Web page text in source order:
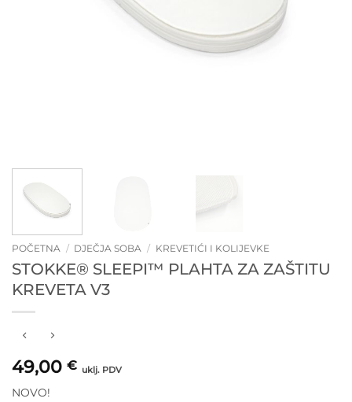
POČETNA / DJEČJA SOBA / KREVETIĆI I KOLIJEVKE
STOKKE® SLEEPI™ PLAHTA ZA ZAŠTITU
KREVETA V3
49,00 € uklj. PDV
NOVO!